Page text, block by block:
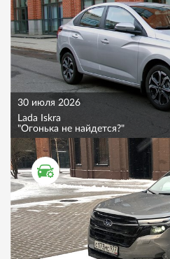
30 июля 2026
Lada Iskra
"Огонька не найдется?"
ТЕСТ ДРАЙВ